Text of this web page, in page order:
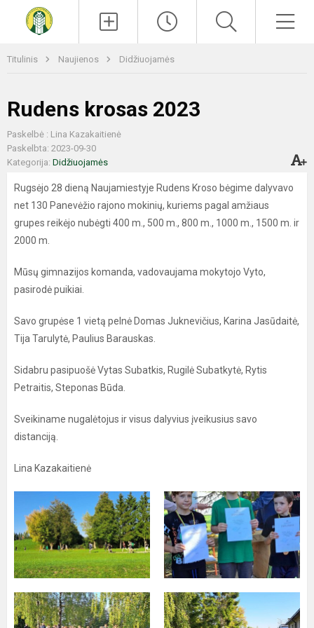
Titulinis Naujienos Didžiuojamės
Rudens krosas 2023
Paskelbė : Lina Kazakaitienė
Paskelbta: 2023-09-30
Kategorija: Didžiuojamės
Rugsėjo 28 dieną Naujamiestyje Rudens Kroso bėgime dalyvavo
net 130 Panevėžio rajono mokinių, kuriems pagal amžiaus
grupes reikėjo nubėgti 400 m., 500 m., 800 m., 1000 m., 1500 m. ir
2000 m.
Mūsų gimnazijos komanda, vadovaujama mokytojo Vyto,
pasirodė puikiai.
Savo grupėse 1 vietą pelnė Domas Juknevičius, Karina Jasūdaitė,
Tija Tarulytė, Paulius Barauskas.
Sidabru pasipuošė Vytas Subatkis, Rugilė Subatkytė, Rytis
Petraitis, Steponas Būda.
Sveikiname nugalėtojus ir visus dalyvius įveikusius savo
distanciją.
Lina Kazakaitienė